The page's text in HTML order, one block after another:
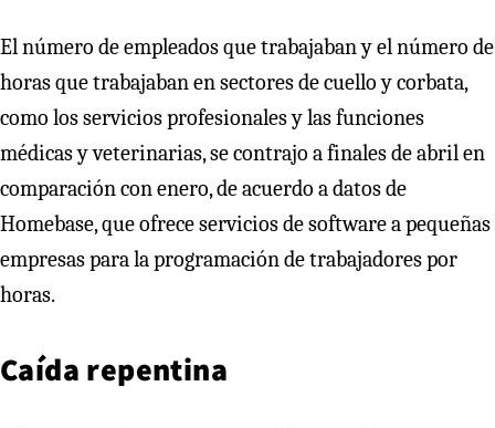
El número de empleados que trabajaban y el número de
horas que trabajaban en sectores de cuello y corbata,
como los servicios profesionales y las funciones
médicas y veterinarias, se contrajo a finales de abril en
comparación con enero, de acuerdo a datos de
Homebase, que ofrece servicios de software a pequeñas
empresas para la programación de trabajadores por
horas.
Caída repentina